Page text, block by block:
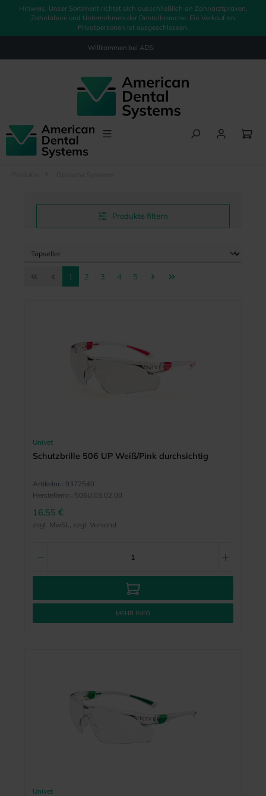
springen
Hinweis: Unser Sortiment richtet sich ausschließlich an Zahnarztpraxen,
Zahnlabore und Unternehmen der Dentalbranche. Ein Verkauf an
Privatpersonen ist ausgeschlossen.
Willkommen bei ADS.
Produkte filtern
Seite
1 Seite
2 Seite
3 Seite
4 Seite
5
Univet
Schutzbrille 506 UP Weiß/Pink durchsichtig
Artikelnr.: 9372540
Herstellernr.: 506U.03.02.00
16,55 €
zzgl. MwSt., zzgl. Versand
MEHR INFO
Univet